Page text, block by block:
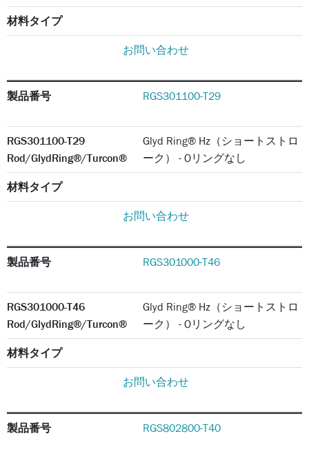
材料タイプ
お問い合わせ
製品番号 RGS301100-T29
RGS301100-T29
Rod/GlydRing®/Turcon®
Glyd Ring® Hz（ショートストロ
ーク） - Oリングなし
材料タイプ
お問い合わせ
製品番号 RGS301000-T46
RGS301000-T46
Rod/GlydRing®/Turcon®
Glyd Ring® Hz（ショートストロ
ーク） - Oリングなし
材料タイプ
お問い合わせ
製品番号 RGS802800-T40